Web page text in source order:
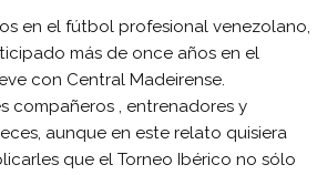
en el fútbol profesional venezolano,
más de once años en el
con Central Madeirense.
compañeros , entrenadores y
aunque en este relato quisiera
que el Torneo Ibérico no sólo